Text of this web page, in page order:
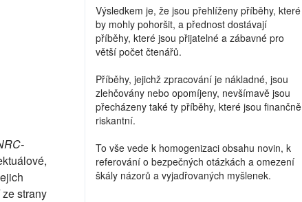
strany
Výsledkem je, že jsou přehlíženy příběhy, které
by mohly pohoršit, a přednost dostávají
příběhy, které jsou přijatelné a zábavné pro
větší počet čtenářů.
Příběhy, jejichž zpracování je nákladné, jsou
zlehčovány nebo opomíjeny, nevšímavě jsou
přecházeny také ty příběhy, které jsou finančně
riskantní.
To vše vede k homogenizaci obsahu novin, k
referování o bezpečných otázkách a omezení
škály názorů a vyjadřovaných myšlenek.